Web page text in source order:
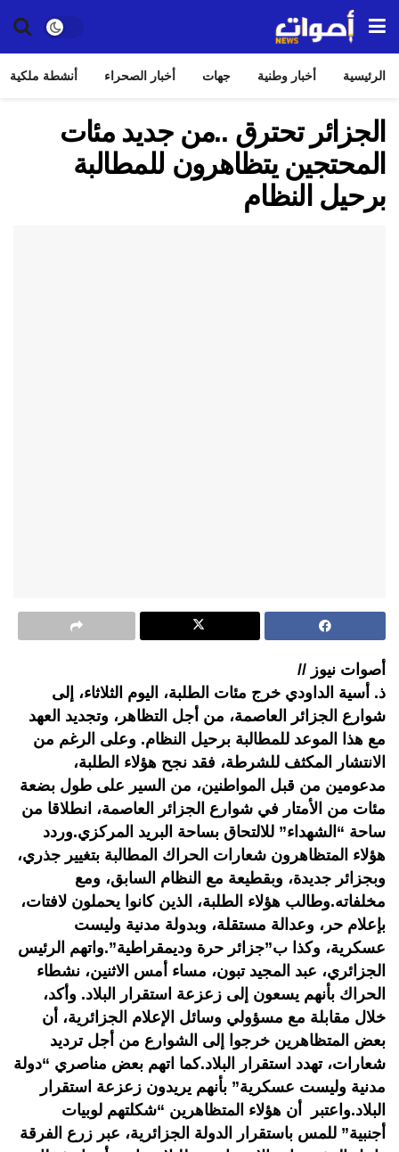
الرئيسية أخبار وطنية جهات أخبار الصحراء أنشطة ملكية
الجزائر تحترق ..من جديد مئات
المحتجين يتظاهرون للمطالبة
برحيل النظام
أصوات نيوز //
ذ. أسية الداودي خرج مئات الطلبة، اليوم الثلاثاء، إلى
شوارع الجزائر العاصمة، من أجل التظاهر، وتجديد العهد
مع هذا الموعد للمطالبة برحيل النظام. وعلى الرغم من
الانتشار المكثف للشرطة، فقد نجح هؤلاء الطلبة،
مدعومين من قبل المواطنين، من السير على طول بضعة
مئات من الأمتار في شوارع الجزائر العاصمة، انطلاقا من
ساحة “الشهداء” للالتحاق بساحة البريد المركزي.وردد
هؤلاء المتظاهرون شعارات الحراك المطالبة بتغيير جذري،
وبجزائر جديدة، وبقطيعة مع النظام السابق، ومع
مخلفاته.وطالب هؤلاء الطلبة، الذين كانوا يحملون لافتات،
بإعلام حر، وعدالة مستقلة، وبدولة مدنية وليست
عسكرية، وكذا ب”جزائر حرة وديمقراطية”.واتهم الرئيس
الجزائري، عبد المجيد تبون، مساء أمس الاثنين، نشطاء
الحراك بأنهم يسعون إلى زعزعة استقرار البلاد. وأكد،
خلال مقابلة مع مسؤولي وسائل الإعلام الجزائرية، أن
بعض المتظاهرين خرجوا إلى الشوارع من أجل ترديد
شعارات، تهدد استقرار البلاد.كما اتهم بعض مناصري “دولة
مدنية وليست عسكرية” بأنهم يريدون زعزعة استقرار
البلاد.واعتبر أن هؤلاء المتظاهرين “شكلتهم لوبيات
أجنبية” للمس باستقرار الدولة الجزائرية، عبر زرع الفرقة